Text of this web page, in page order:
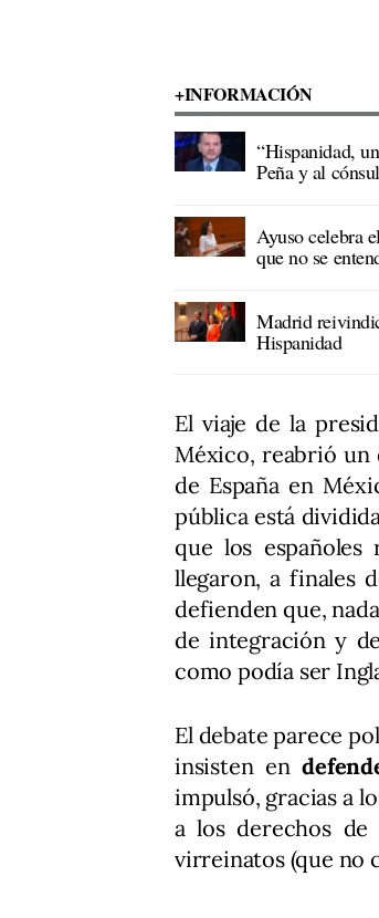
+INFORMACIÓN
“Hispanidad,
Peña y al
Ayuso celebra
que no se
Madrid
Hispanidad
El viaje de la
México, reabrió un
de España en
pública está
que los
llegaron, a finales
defienden que,
de integración y
como podía ser
El debate parece
insisten en
impulsó, gracias a
a los derechos de
virreinatos (que no